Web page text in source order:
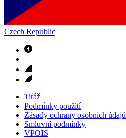
Czech Republic
Tiráž
Podmínky použití
Zásady ochrany osobních údajů
Smluvní podmínky
VPOIS